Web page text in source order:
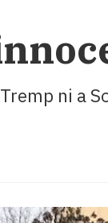
ni a